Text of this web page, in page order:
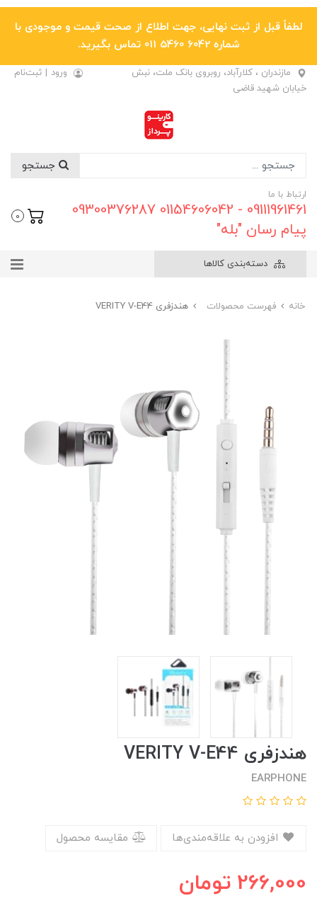
لطفاً قبل از ثبت نهایی، جهت اطلاع از صحت قیمت و موجودی با
شماره 6042 5460 011 تماس بگیرید.
مازندران ، کلارآباد، روبروی بانک ملت، نبش
خیابان شهید قاضی
ورود | ثبت‌نام
ارتباط با ما
09111961461 - 01154606042 09300376287
پیام رسان "بله"
0
دسته‌بندی کالاها
خانه فهرست محصولات هندزفری VERITY V-E44
هندزفری VERITY V-E44
EARPHONE
مقایسه محصول
266,000 تومان